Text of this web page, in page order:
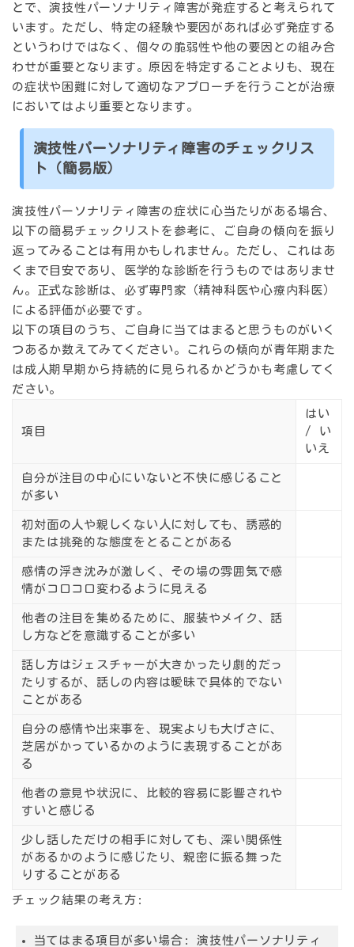
とで、演技性パーソナリティ障害が発症すると考えられて
います。ただし、特定の経験や要因があれば必ず発症する
というわけではなく、個々の脆弱性や他の要因との組み合
わせが重要となります。原因を特定することよりも、現在
の症状や困難に対して適切なアプローチを行うことが治療
においてはより重要となります。
演技性パーソナリティ障害のチェックリス
ト（簡易版）
演技性パーソナリティ障害の症状に心当たりがある場合、
以下の簡易チェックリストを参考に、ご自身の傾向を振り
返ってみることは有用かもしれません。ただし、
これはあ
くまで目安であり、医学的な診断を行うものではありませ
ん。 正式な診断は、必ず専門家（精神科医や心療内科医）
による評価が必要です。
以下の項目のうち、ご自身に当てはまると思うものがいく
つあるか数えてみてください。これらの傾向が青年期また
は成人期早期から持続的に見られるかどうかも考慮してく
ださい。
項目
はい
/ い
いえ
自分が注目の中心にいないと不快に感じること
が多い
初対面の人や親しくない人に対しても、誘惑的
または挑発的な態度をとることがある
感情の浮き沈みが激しく、その場の雰囲気で感
情がコロコロ変わるように見える
他者の注目を集めるために、服装やメイク、話
し方などを意識することが多い
話し方はジェスチャーが大きかったり劇的だっ
たりするが、話しの内容は曖昧で具体的でない
ことがある
自分の感情や出来事を、現実よりも大げさに、
芝居がかっているかのように表現することがあ
る
他者の意見や状況に、比較的容易に影響されや
すいと感じる
少し話しただけの相手に対しても、深い関係性
があるかのように感じたり、親密に振る舞った
りすることがある
チェック結果の考え方:
当てはまる項目が多い場合:
演技性パーソナリティ